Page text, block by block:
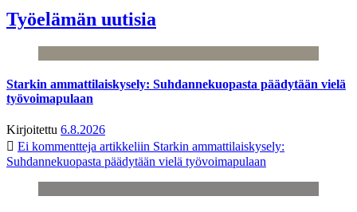
Työelämän uutisia
Starkin ammattilaiskysely: Suhdannekuopasta päädytään vielä
työvoimapulaan
Kirjoitettu 6.8.2026
Ei kommentteja artikkeliin Starkin ammattilaiskysely:
Suhdannekuopasta päädytään vielä työvoimapulaan